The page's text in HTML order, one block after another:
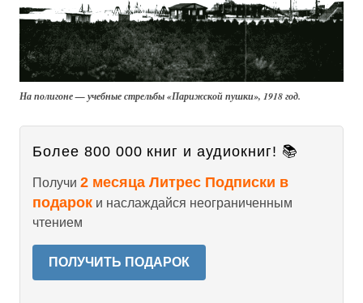
На полигоне — учебные стрельбы «Парижской пушки», 1918 год.
Более 800 000 книг и аудиокниг! 📚
Получи 2 месяца Литрес Подписки в
подарок и наслаждайся неограниченным
чтением
ПОЛУЧИТЬ ПОДАРОК